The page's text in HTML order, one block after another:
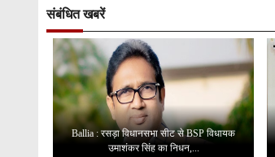
संबंधित खबरें
Ballia : रसड़ा विधानसभा सीट से BSP विधायक
उमाशंकर सिंह का निधन,...